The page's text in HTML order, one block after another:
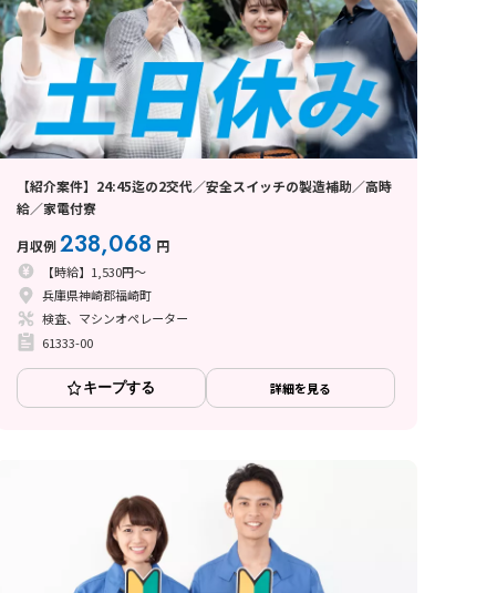
【紹介案件】24:45迄の2交代／安全スイッチの製造補助／高時
給／家電付寮
月収例238,068 円
【時給】1,530円～
兵庫県神崎郡福崎町
検査、マシンオペレーター
61333-00
キープする 詳細を見る